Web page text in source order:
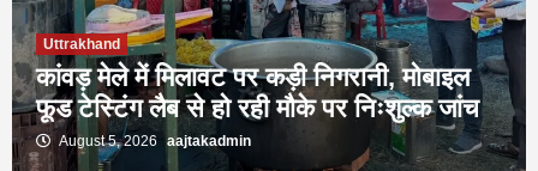
Uttrakhand
कांवड़ मेले में मिलावट पर कड़ी निगरानी, मोबाइल
फूड टेस्टिंग लैब से हो रही मौके पर निःशुल्क जांच
August 5, 2026 aajtakadmin